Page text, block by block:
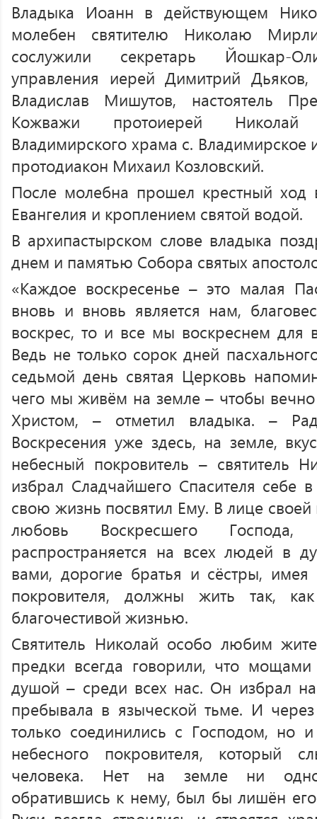
Владыка Иоанн в действующем
молебен святителю Николаю
сослужили секретарь Йошкар-
управления иерей Димитрий Дьяков,
Владислав Мишутов, настоятель
Кожважи протоиерей Николай
Владимирского храма с. Владимирское
протодиакон Михаил Козловский.
После молебна прошел крестный ход
Евангелия и кроплением святой водой.
В архипастырском слове владыка
днем и памятью Собора святых
«Каждое воскресенье – это малая
вновь и вновь является нам,
воскрес, то и все мы воскреснем для
Ведь не только сорок дней
седьмой день святая Церковь
чего мы живём на земле – чтобы
Христом, – отметил владыка. –
Воскресения уже здесь, на земле,
небесный покровитель – святитель
избрал Сладчайшего Спасителя
свою жизнь посвятил Ему. В лице
любовь Воскресшего Господа,
распространяется на всех людей в
вами, дорогие братья и сёстры, имея
покровителя, должны жить так,
благочестивой жизнью.
Святитель Николай особо любим
предки всегда говорили, что
душой – среди всех нас. Он избрал
пребывала в языческой тьме. И
только соединились с Господом, но
небесного покровителя, который
человека. Нет на земле ни
обратившись к нему, был бы лишён